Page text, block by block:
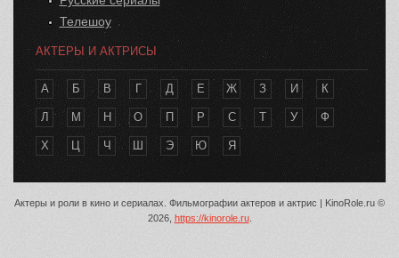
Телешоу
АКТЕРЫ И АКТРИСЫ
А Б В Г Д Е Ж З И К
Л М Н О П Р С Т У Ф
Х Ц Ч Ш Э Ю Я
Актеры и роли в кино и сериалах. Фильмографии актеров и актрис | KinoRole.ru ©
2026, https://kinorole.ru.